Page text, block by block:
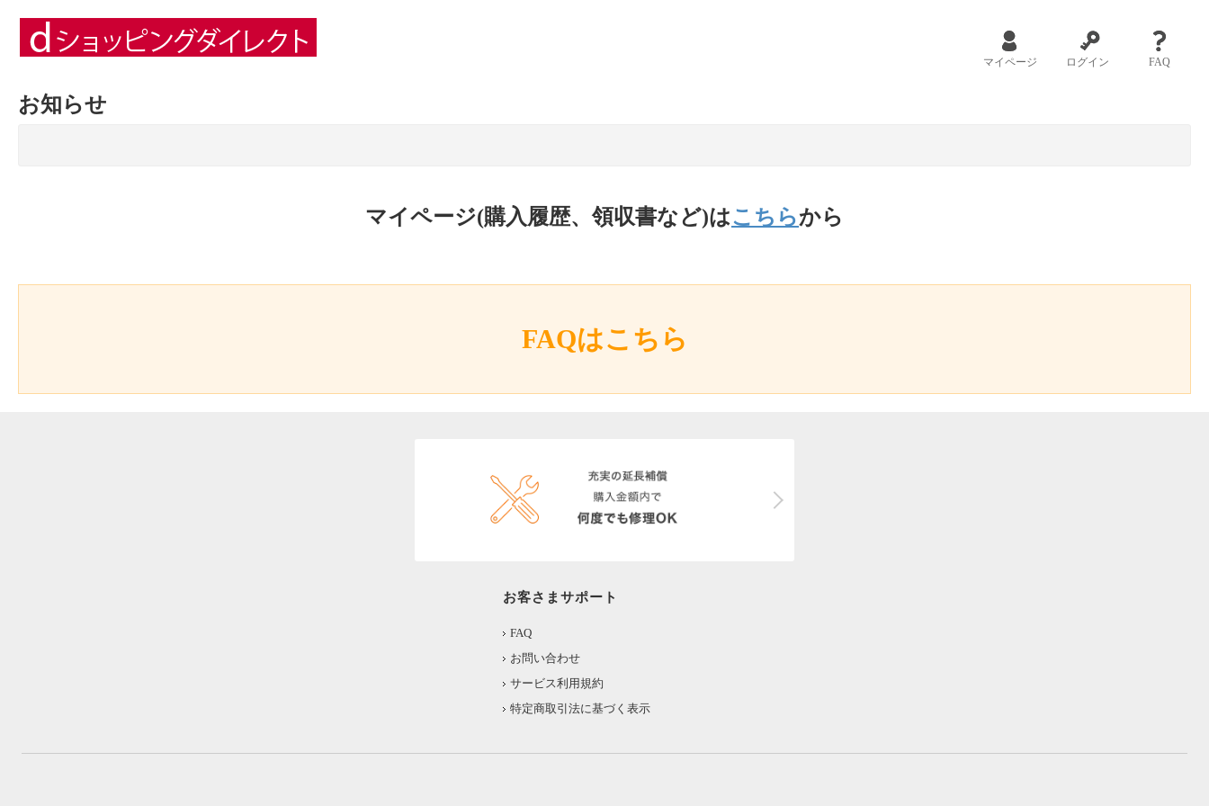
マイページ ログイン FAQ
お知らせ
マイページ(購入履歴、領収書など)はこちらから
FAQはこちら
お客さまサポート
FAQ
お問い合わせ
サービス利用規約
特定商取引法に基づく表示